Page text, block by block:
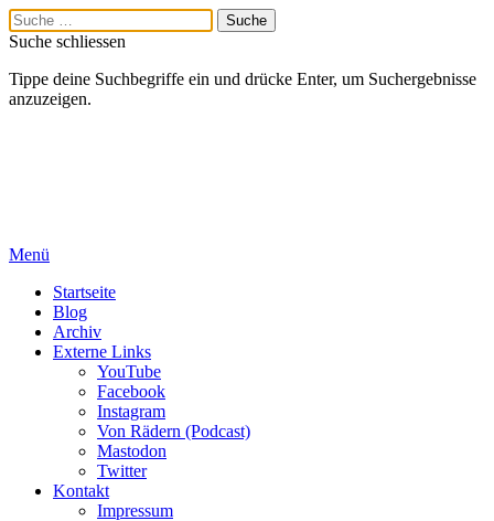
Suche schliessen
Tippe deine Suchbegriffe ein und drücke Enter, um Suchergebnisse
anzuzeigen.
Menü
Startseite
Blog
Archiv
Externe Links
YouTube
Facebook
Instagram
Von Rädern (Podcast)
Mastodon
Twitter
Kontakt
Impressum